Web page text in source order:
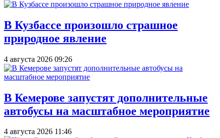
В Кузбассе произошло страшное
природное явление
4 августа 2026 09:26
В Кемерове запустят дополнительные
автобусы на масштабное мероприятие
4 августа 2026 11:46